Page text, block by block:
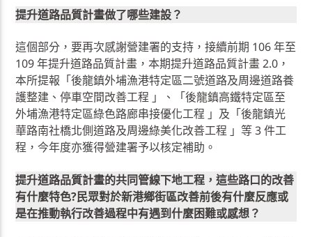
提升道路品質計畫做了哪些建設？
這個部分，要再次感謝營建署的支持，接續前期 106 年至
109 年提升道路品質計畫，本期提升道路品質計畫 2.0，
本所提報「後龍鎮外埔漁港特定區二號道路及周邊道路養
護整建、停車空間改善工程 」、「後龍鎮高鐵特定區至
外埔漁港特定區綠色路廊串接優化工程 」及「後龍鎮光
華路南社橋北側道路及周邊綠美化改善工程 」等 3 件工
程，今年度亦獲得營建署予以核定補助。
提升道路品質計畫的共同管線下地工程，這些路口的改善
有什麼特色?民眾對於新港鄉街區改善前後有什麼反應或
是在推動執行改善過程中有遇到什麼困難或感想？